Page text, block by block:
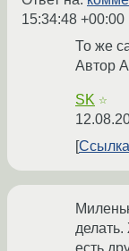
15:34:48 +00:00
То же
Автор
SK ☆
Ссылка
делать.